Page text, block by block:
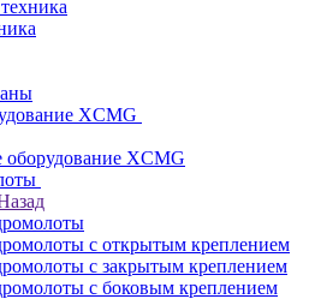
XCMG
оборудование XCMG
с открытым креплением
с закрытым креплением
с боковым креплением